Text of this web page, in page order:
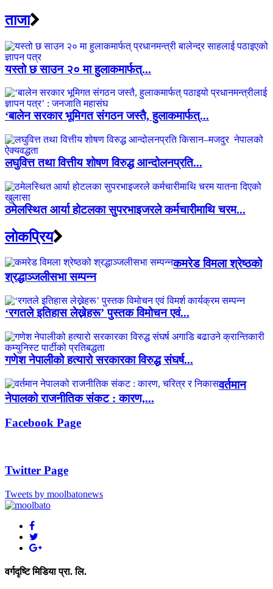
ताजा
यस्तो छ साउन २० मा हुलाकमार्फत्...
‘बालेन सरकार भूमिगत संगठन जस्तै, हुलाकमार्फत्...
लघुवित्त तथा वित्तीय शोषण विरुद्ध आन्दोलनप्रति...
ठमेलस्थित आर्या होटलका सुपरभाइजरले कर्मचारीमाथि चरम...
लाेकप्रिय
कमरेड विमला श्रेष्ठको
श्रद्धाञ्जलीसभा सम्पन्न
‘रगतले इतिहास लेख्नेहरू’ पुस्तक विमोचन एवं...
गणेश नेपालीको हत्यारो सरकारका विरुद्ध संघर्ष...
वर्तमान
नेपालको राजनीतिक संकट : कारण,...
Facebook Page
Twitter Page
Tweets by moolbatonews
वर्गदृष्टि मिडिया प्रा. लि.